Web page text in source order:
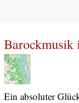
Barockmusik
Ein absoluter